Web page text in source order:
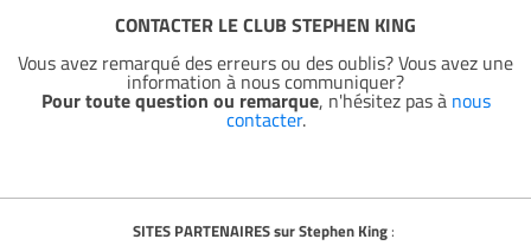
CONTACTER LE CLUB STEPHEN KING
Vous avez remarqué des erreurs ou des oublis? Vous avez une
information à nous communiquer?
Pour toute question ou remarque, n'hésitez pas à nous
contacter.
SITES PARTENAIRES sur Stephen King: